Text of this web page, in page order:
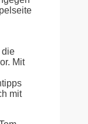
die
Mit
mit